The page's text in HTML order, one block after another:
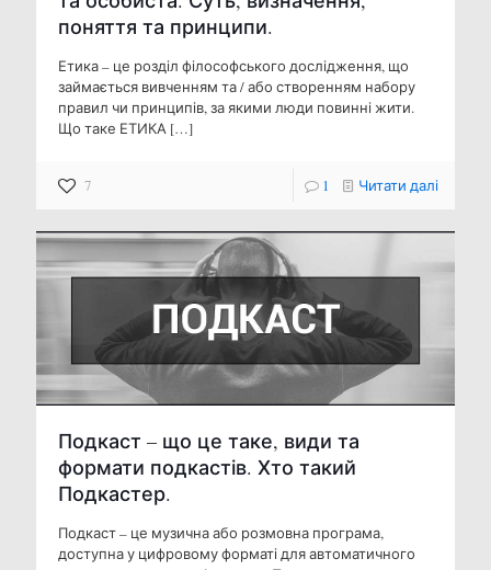
поняття та принципи.
Етика – це розділ філософського дослідження, що
займається вивченням та / або створенням набору
правил чи принципів, за якими люди повинні жити.
Що таке ЕТИКА […]
7 1 Читати далі
Подкаст – що це таке, види та
формати подкастів. Хто такий
Подкастер.
Подкаст – це музична або розмовна програма,
доступна у цифровому форматі для автоматичного